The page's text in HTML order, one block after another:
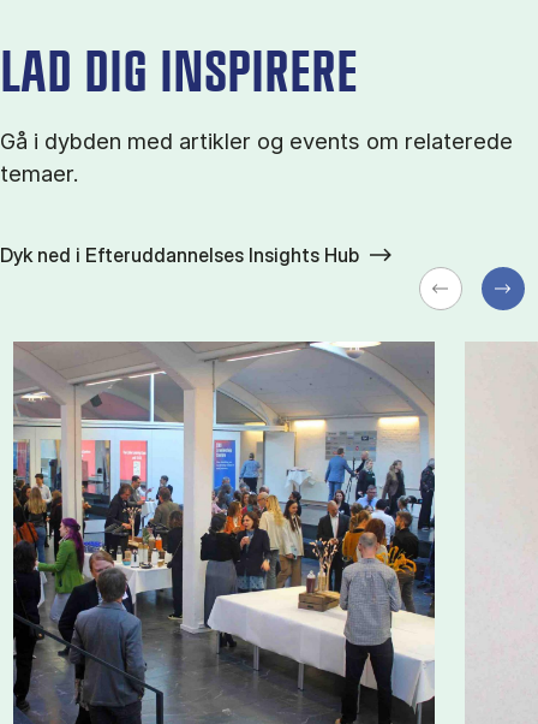
LAD DIG INSPIRERE
Gå i dybden med artikler og events om relaterede
temaer.
Dyk ned i Efteruddannelses Insights Hub